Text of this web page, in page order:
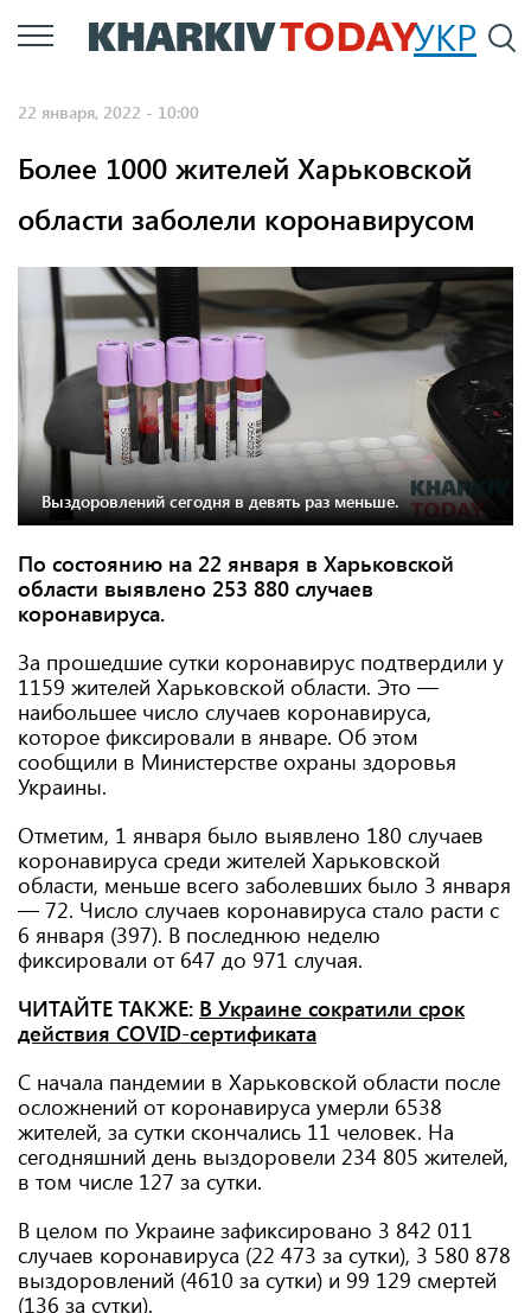
Перейти
к
УКР
22 января, 2022 - 10:00
Более 1000 жителей Харьковской
области заболели коронавирусом
Выздоровлений сегодня в девять раз меньше.
По состоянию на 22 января в Харьковской
области выявлено 253 880 случаев
коронавируса.
За прошедшие сутки коронавирус подтвердили у
1159 жителей Харьковской области. Это —
наибольшее число случаев коронавируса,
которое фиксировали в январе. Об этом
сообщили в Министерстве охраны здоровья
Украины.
Отметим, 1 января было выявлено 180 случаев
коронавируса среди жителей Харьковской
области, меньше всего заболевших было 3 января
— 72. Число случаев коронавируса стало расти с
6 января (397). В последнюю неделю
фиксировали от 647 до 971 случая.
ЧИТАЙТЕ ТАКЖЕ: В Украине сократили срок
действия COVID-сертификата
С начала пандемии в Харьковской области после
осложнений от коронавируса умерли 6538
жителей, за сутки скончались 11 человек. На
сегодняшний день выздоровели 234 805 жителей,
в том числе 127 за сутки.
В целом по Украине зафиксировано 3 842 011
случаев коронавируса (22 473 за сутки), 3 580 878
выздоровлений (4610 за сутки) и 99 129 смертей
(136 за сутки).